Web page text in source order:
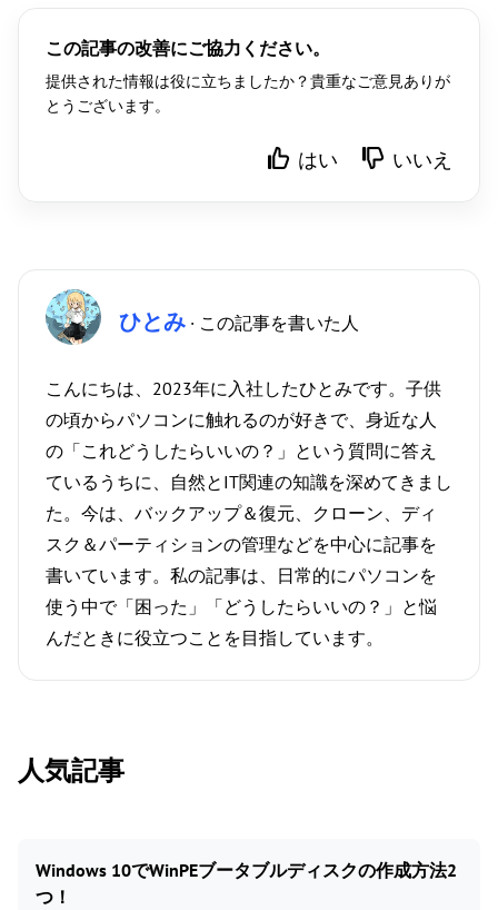
この記事の改善にご協力ください。
提供された情報は役に立ちましたか？貴重なご意見ありが
とうございます。
はい いいえ
ひとみ · この記事を書いた人
こんにちは、2023年に入社したひとみです。子供
の頃からパソコンに触れるのが好きで、身近な人
の「これどうしたらいいの？」という質問に答え
ているうちに、自然とIT関連の知識を深めてきまし
た。今は、バックアップ＆復元、クローン、ディ
スク＆パーティションの管理などを中心に記事を
書いています。私の記事は、日常的にパソコンを
使う中で「困った」「どうしたらいいの？」と悩
んだときに役立つことを目指しています。
人気記事
Windows 10でWinPEブータブルディスクの作成方法2
つ！